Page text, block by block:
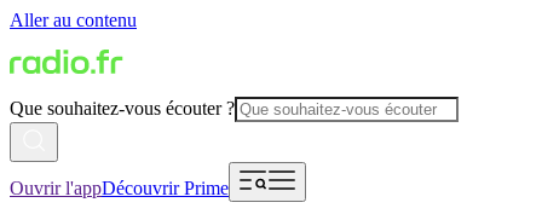
Aller au contenu
Que souhaitez-vous écouter ?
Ouvrir l'appDécouvrir Prime